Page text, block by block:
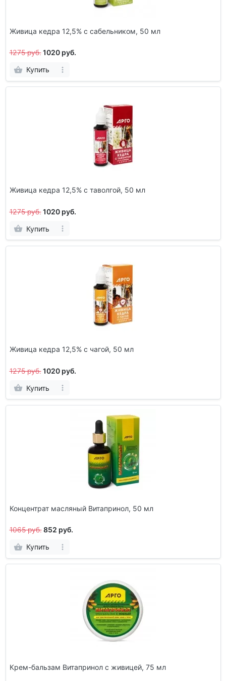
Живица кедра 12,5% с сабельником, 50 мл
1275 руб. 1020 руб.
Купить
Живица кедра 12,5% с таволгой, 50 мл
1275 руб. 1020 руб.
Купить
Живица кедра 12,5% с чагой, 50 мл
1275 руб. 1020 руб.
Купить
Концентрат масляный Витапринол, 50 мл
1065 руб. 852 руб.
Купить
Крем-бальзам Витапринол с живицей, 75 мл